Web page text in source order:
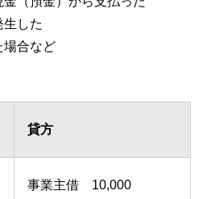
した
場合など
貸方
事業主借 10,000